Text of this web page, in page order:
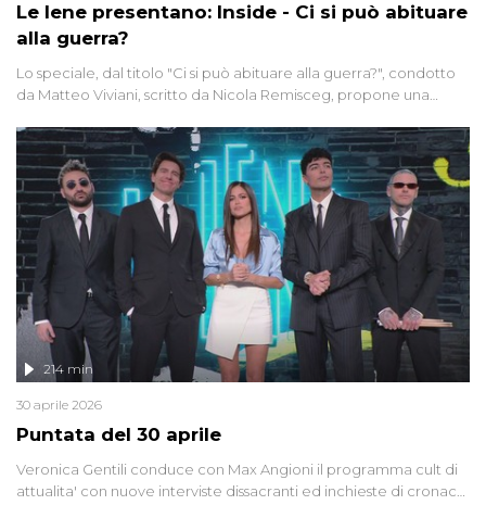
Le Iene presentano: Inside - Ci si può abituare
alla guerra?
Lo speciale, dal titolo "Ci si può abituare alla guerra?", condotto
da Matteo Viviani, scritto da Nicola Remisceg, propone una
di settore - su quanto la guerra sia diventata una realtà pervasiva.
Anche se l'Italia non è direttamente coinvolta in conflitti armati, il
contesto globale rende impossibile considerarla un fenomeno
lontano.
Puntata del 30 aprile
214 min
30 aprile 2026
Veronica Gentili conduce con Max Angioni il programma cult di
attualita' con nuove interviste dissacranti ed inchieste di cronaca